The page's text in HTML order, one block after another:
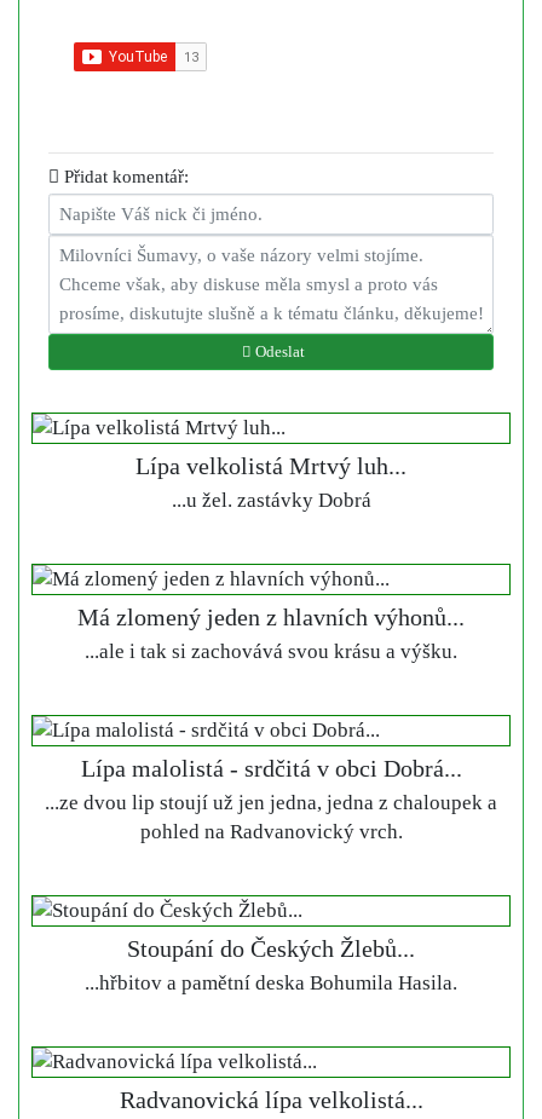
Přidat komentář:
Odeslat
Lípa velkolistá Mrtvý luh...
...u žel. zastávky Dobrá
Má zlomený jeden z hlavních výhonů...
...ale i tak si zachovává svou krásu a výšku.
Lípa malolistá - srdčitá v obci Dobrá...
...ze dvou lip stoují už jen jedna, jedna z chaloupek a
pohled na Radvanovický vrch.
Stoupání do Českých Žlebů...
...hřbitov a pamětní deska Bohumila Hasila.
Radvanovická lípa velkolistá...